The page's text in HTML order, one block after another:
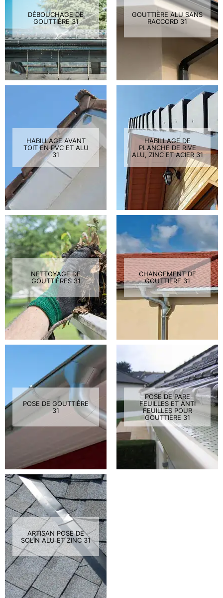
DÉBOUCHAGE DE
GOUTTIÈRE 31
GOUTTIÈRE ALU SANS
RACCORD 31
HABILLAGE AVANT
TOIT EN PVC ET ALU
31
HABILLAGE DE
PLANCHE DE RIVE
ALU, ZINC ET ACIER 31
NETTOYAGE DE
GOUTTIÈRES 31
CHANGEMENT DE
GOUTTIÈRE 31
POSE DE GOUTTIÈRE
31
POSE DE PARE
FEUILLES ET ANTI
FEUILLES POUR
GOUTTIÈRE 31
ARTISAN POSE DE
SOLIN ALU ET ZINC 31